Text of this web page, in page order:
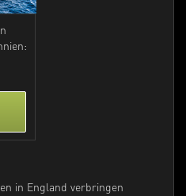
in England verbringen